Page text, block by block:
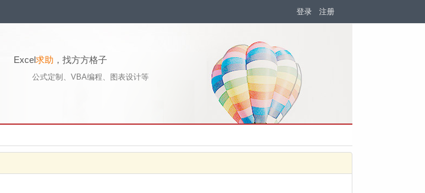
登录 注册
Excel求助 ，找方方格子
公式定制、VBA编程、图表设计等